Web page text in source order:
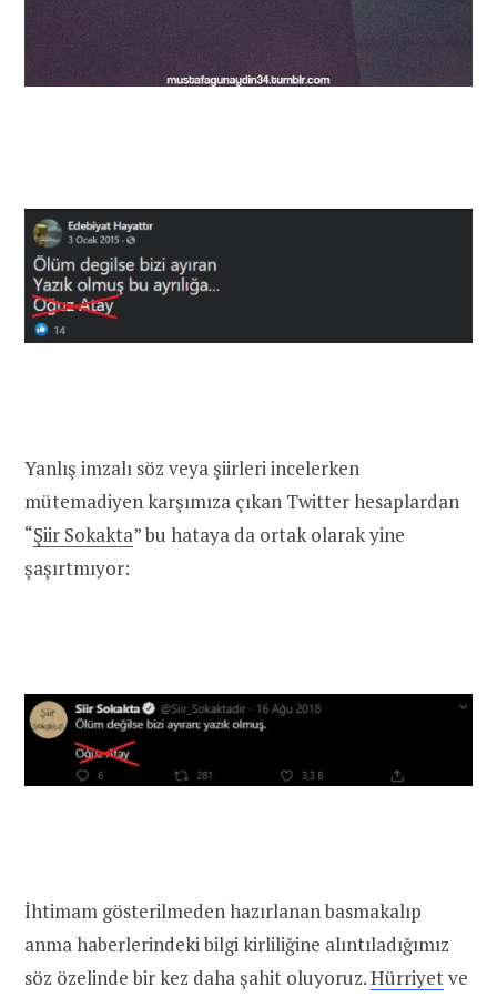
Yanlış imzalı söz veya şiirleri incelerken
mütemadiyen karşımıza çıkan Twitter hesaplardan
“Şiir Sokakta” bu hataya da ortak olarak yine
şaşırtmıyor:
İhtimam gösterilmeden hazırlanan basmakalıp
anma haberlerindeki bilgi kirliliğine alıntıladığımız
söz özelinde bir kez daha şahit oluyoruz.Hürriyetve